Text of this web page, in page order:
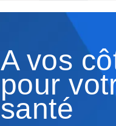
A vos
pour
santé